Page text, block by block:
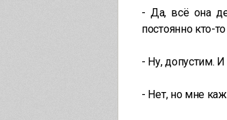
- Да, всё она
постоянно кто-
- Ну, допустим. И
- Нет, но мне